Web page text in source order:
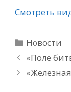
Смотреть
Рубрики
Новости
«Поле